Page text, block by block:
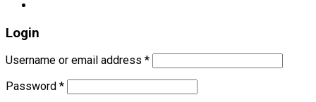
Login
Username or email address *
Password *